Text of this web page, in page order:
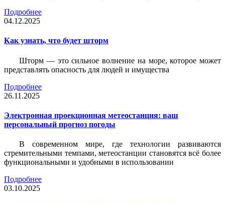
Подробнее
04.12.2025
Как узнать, что будет шторм
Шторм — это сильное волнение на море, которое может
представлять опасность для людей и имущества
Подробнее
26.11.2025
Электронная проекционная метеостанция: ваш
персональный прогноз погоды
В современном мире, где технологии развиваются
стремительными темпами, метеостанции становятся всё более
функциональными и удобными в использовании
Подробнее
03.10.2025